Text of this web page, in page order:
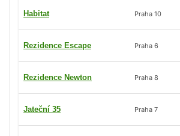
Habitat Praha 10
Rezidence Escape Praha 6
Rezidence Newton Praha 8
Jateční 35 Praha 7